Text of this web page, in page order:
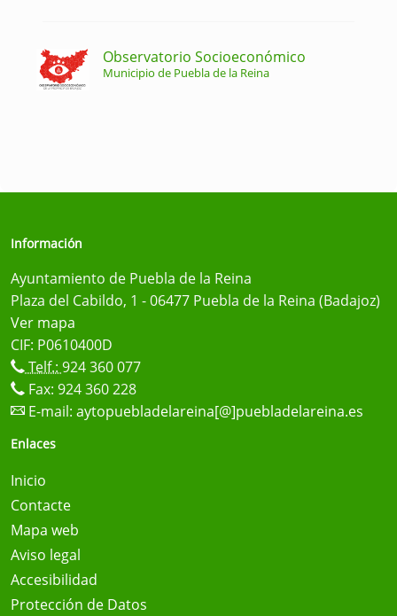
Observatorio Socioeconómico
Municipio de Puebla de la Reina
Información
Ayuntamiento de Puebla de la Reina
Plaza del Cabildo, 1 - 06477 Puebla de la Reina (Badajoz)
Ver mapa
CIF: P0610400D
Telf.: 924 360 077
Fax: 924 360 228
E-mail: aytopuebladelareina[@]puebladelareina.es
Enlaces
Inicio
Contacte
Mapa web
Aviso legal
Accesibilidad
Protección de Datos